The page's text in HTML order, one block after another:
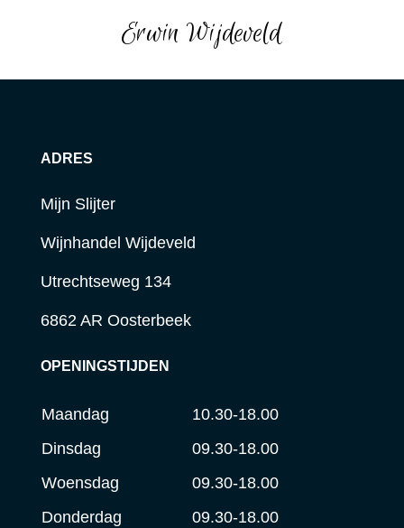
Erwin Wijdeveld
ADRES
Mijn Slijter
Wijnhandel Wijdeveld
Utrechtseweg 134
6862 AR Oosterbeek
OPENINGSTIJDEN
Maandag
10.30-18.00
Dinsdag
09.30-18.00
Woensdag
09.30-18.00
Donderdag
09.30-18.00